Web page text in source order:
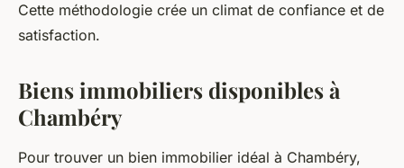
Cette méthodologie crée un climat de confiance et de
satisfaction.
Biens immobiliers disponibles à
Chambéry
Pour trouver un bien immobilier idéal à Chambéry,